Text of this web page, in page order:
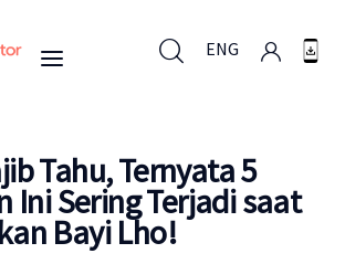
ENG
Tahu, Ternyata 5
Ini Sering Terjadi saat
Bayi Lho!